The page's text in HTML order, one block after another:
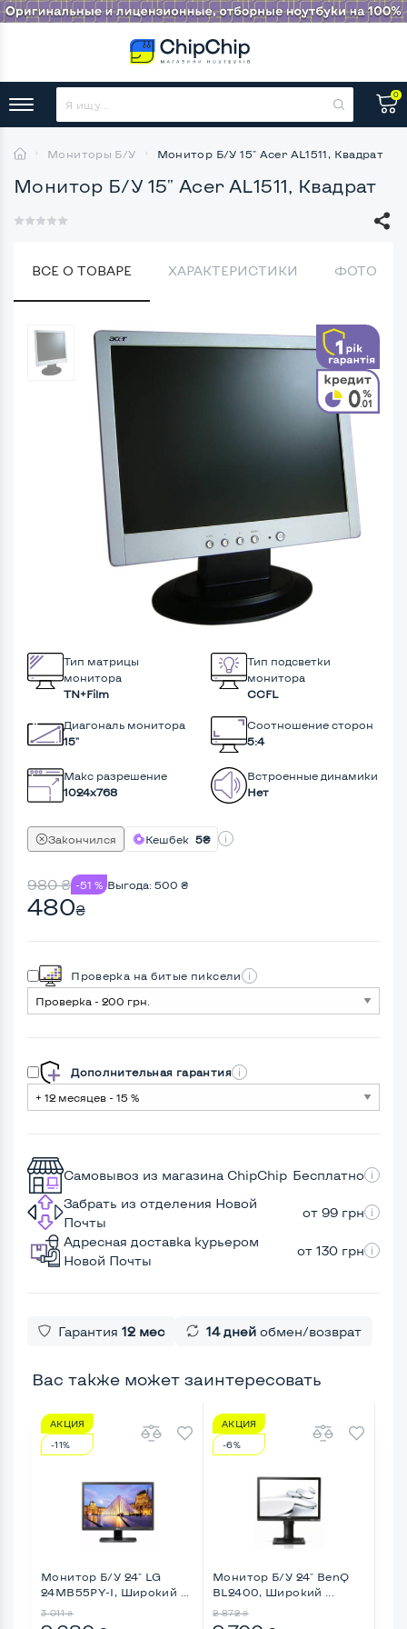
0
Мониторы Б/У Монитор Б/У 15" Acer AL1511, Квадрат
Монитор Б/У 15" Acer AL1511, Квадрат
ВСЕ О ТОВАРЕ ХАРАКТЕРИСТИКИ ФОТО
Тип матрицы
монитора
TN+Film
Тип подсветки
монитора
CCFL
Диагональ монитора
15"
Соотношение сторон
5:4
Макс разрешение
1024x768
Встроенные динамики
Нет
Закончился Кешбек 5₴
980₴ -51 % Выгода: 500 ₴
480₴
Проверка на битые пиксели
Дополнительная гарантия
Самовывоз из магазина ChipChip Бесплатно
Забрать из отделения Новой
Почты
от 99 грн
Адресная доставка курьером
Новой Почты
от 130 грн
Гарантия 12 мес 14 дней обмен/возврат
Вас также может заинтересовать
АКЦИЯ
-11%
Монитор Б/У 24" LG
24MB55PY-I, Широкий ...
3 011 ₴
АКЦИЯ
-6%
Монитор Б/У 24" BenQ
BL2400, Широкий ...
2 872 ₴